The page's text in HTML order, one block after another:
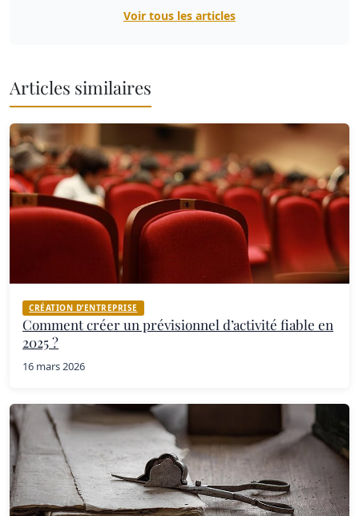
Voir tous les articles
Articles similaires
CRÉATION D’ENTREPRISE
Comment créer un prévisionnel d’activité fiable en
2025 ?
16 mars 2026